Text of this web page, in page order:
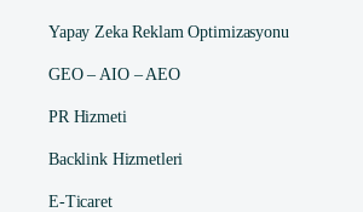
Yapay Zeka Reklam Optimizasyonu
GEO – AIO – AEO
PR Hizmeti
Backlink Hizmetleri
E-Ticaret